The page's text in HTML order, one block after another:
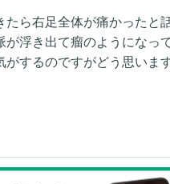
たら右足全体が痛かったと
浮き出て瘤のようになっ
がするのですがどう思いま